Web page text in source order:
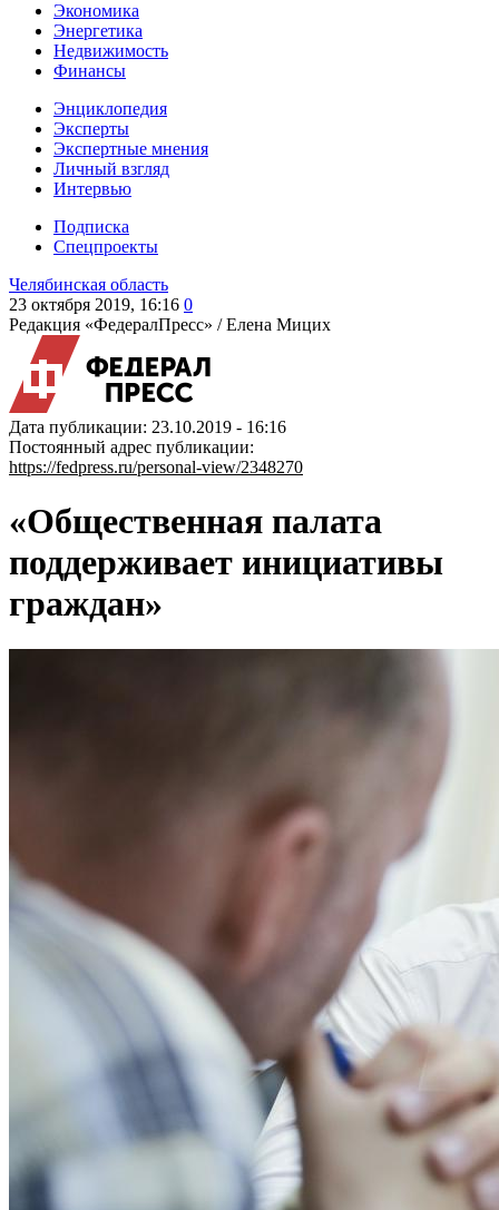
Экономика
Энергетика
Недвижимость
Финансы
Энциклопедия
Эксперты
Экспертные мнения
Личный взгляд
Интервью
Подписка
Спецпроекты
Челябинская область
23 октября 2019, 16:16 0
Редакция «ФедералПресс» /Елена Мицих
Дата публикации: 23.10.2019 - 16:16
Постоянный адрес публикации:
https://fedpress.ru/personal-view/2348270
«Общественная палата
поддерживает инициативы
граждан»